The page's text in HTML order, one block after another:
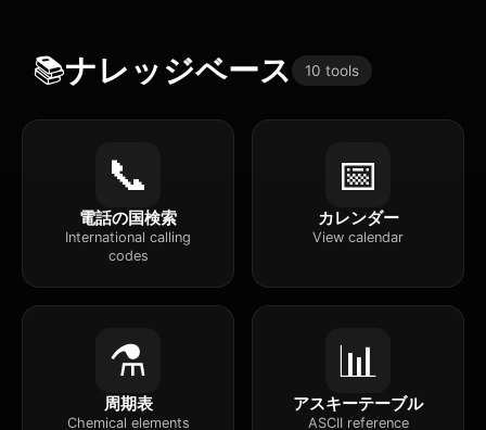
📚ナレッジベース 10 tools
📞
電話の国検索
International calling
codes
📅
カレンダー
View calendar
⚗️
周期表
Chemical elements
📊
アスキーテーブル
ASCII reference